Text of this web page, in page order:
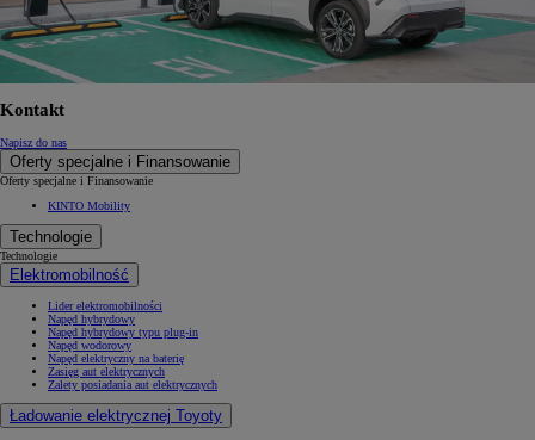
Kontakt
Napisz do nas
Oferty specjalne i Finansowanie
Oferty specjalne i Finansowanie
KINTO Mobility
Technologie
Technologie
Elektromobilność
Lider elektromobilności
Napęd hybrydowy
Napęd hybrydowy typu plug-in
Napęd wodorowy
Napęd elektryczny na baterię
Zasięg aut elektrycznych
Zalety posiadania aut elektrycznych
Ładowanie elektrycznej Toyoty